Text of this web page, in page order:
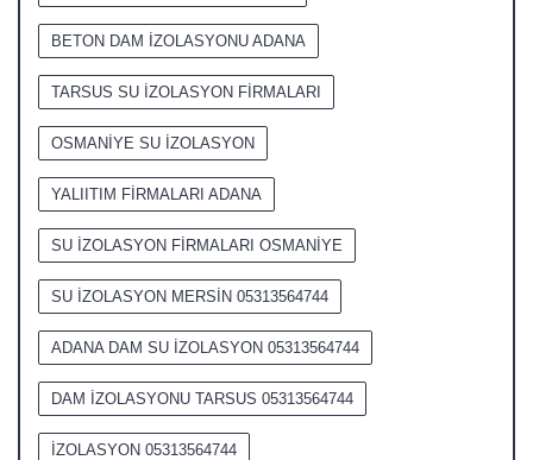
BETON DAM İZOLASYONU ADANA
TARSUS SU İZOLASYON FİRMALARI
OSMANİYE SU İZOLASYON
YALIITIM FİRMALARI ADANA
SU İZOLASYON FİRMALARI OSMANİYE
SU İZOLASYON MERSİN 05313564744
ADANA DAM SU İZOLASYON 05313564744
DAM İZOLASYONU TARSUS 05313564744
İZOLASYON 05313564744